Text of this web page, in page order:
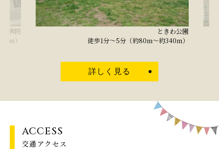
病院
）
ときわ公園
徒歩1分～5分（約80m～約340m）
詳しく見る
ACCESS
交通アクセス